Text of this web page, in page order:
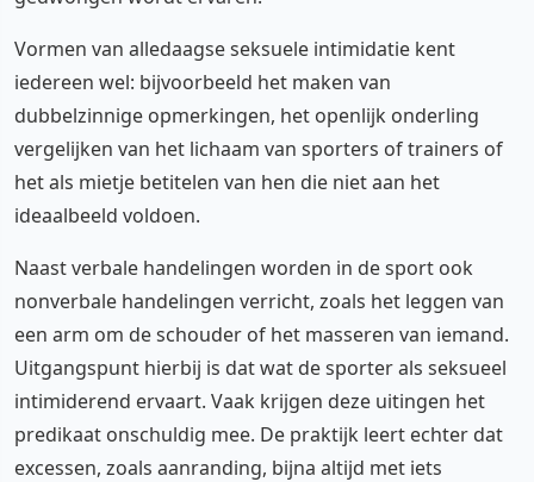
Vormen van alledaagse seksuele intimidatie kent
iedereen wel: bijvoorbeeld het maken van
dubbelzinnige opmerkingen, het openlijk onderling
vergelijken van het lichaam van sporters of trainers of
het als mietje betitelen van hen die niet aan het
ideaalbeeld voldoen.
Naast verbale handelingen worden in de sport ook
nonverbale handelingen verricht, zoals het leggen van
een arm om de schouder of het masseren van iemand.
Uitgangspunt hierbij is dat wat de sporter als seksueel
intimiderend ervaart. Vaak krijgen deze uitingen het
predikaat onschuldig mee. De praktijk leert echter dat
excessen, zoals aanranding, bijna altijd met iets